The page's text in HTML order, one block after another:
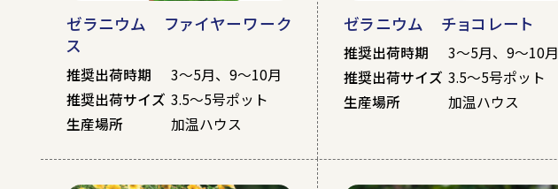
ゼラニウム ファイヤーワーク
ス
推奨出荷時期
3～5月、9～10月
推奨出荷サイズ 3.5～5号ポット
生産場所
加温ハウス
ゼラニウム チョコレート
推奨出荷時期
3～5月、9～10月
推奨出荷サイズ 3.5～5号ポット
生産場所
加温ハウス